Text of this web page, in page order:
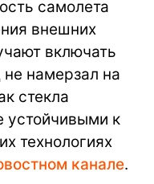
самолета
внешних
включать
не намерзал на
стекла
устойчивыми к
технологиях
канале.